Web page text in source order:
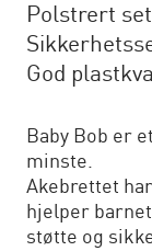
Polstrert
God
Baby Bob er
minste.
Akebrettet
hjelper
støtte og